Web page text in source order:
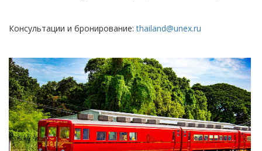
Консультации и бронирование:thailand@unex.ru